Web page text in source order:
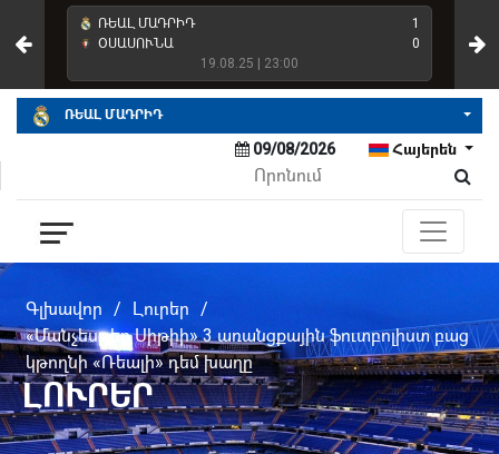
ՌԵԱԼ ՄԱԴՐԻԴ
1
ՕՍԱՍՈՒՆԱ
0
19.08.25 | 23:00
ՌԵԱԼ ՄԱԴՐԻԴ
Հայերեն
09/08/2026
Գլխավոր / Լուրեր /
«Մանչեսթեր Սիթիի» 3 առանցքային ֆուտբոլիստ բաց
կթողնի «Ռեալի» դեմ խաղը
ԼՈՒՐԵՐ